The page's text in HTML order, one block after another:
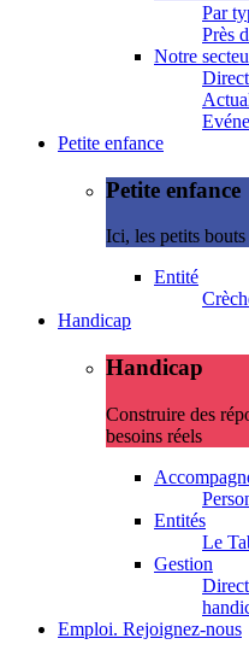
Par
Près
Notre
Petite enfance
Petite enfance
Ici, les petits
Entité
Handicap
Handicap
Construire des
besoins réels
Entités
Le
Gestion
Emploi. Rejoignez-nous